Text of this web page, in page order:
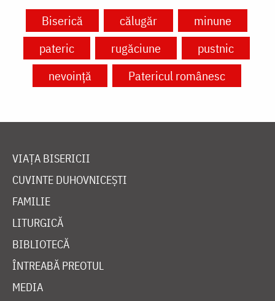
Biserică călugăr
minune
pateric
rugăciune
pustnic
nevoință
Patericul românesc
VIAȚA BISERICII
CUVINTE DUHOVNICEȘTI
FAMILIE
LITURGICĂ
BIBLIOTECĂ
ÎNTREABĂ PREOTUL
MEDIA